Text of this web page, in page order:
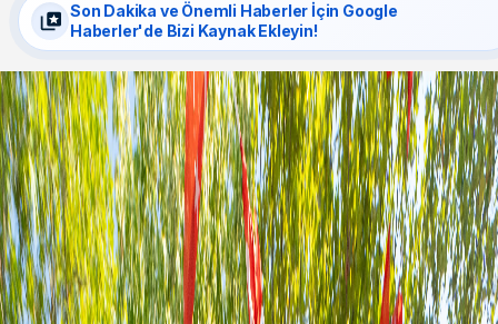
Son Dakika ve Önemli Haberler İçin Google
Haberler'de Bizi Kaynak Ekleyin!